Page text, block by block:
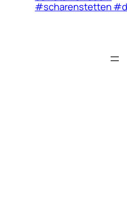
#scharenstetten